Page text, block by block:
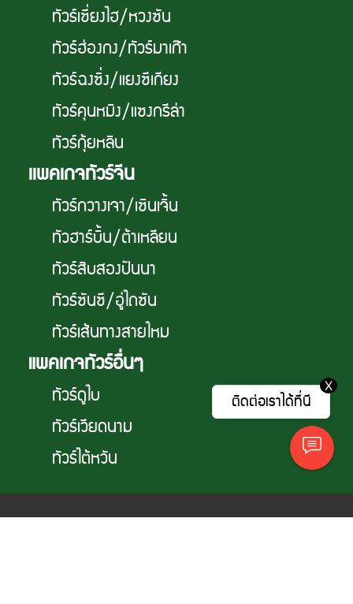
ทัวร์เซี่ยงไฮ/หวงซัน
ทัวร์ฮ่องกง/ทัวร์มาเก๊า
ทัวร์ฉงซิ่ง/แยงซีเกียง
ทัวร์คุนหมิง/แซงกรีล่า
ทัวร์กุ้ยหลิน
เเพคเกจทัวร์จีน
ทัวร์กวางเจา/เซินเจิ้น
ทัวฮาร์บิ้น/ต้าเหลียน
ทัวร์สิบสองปันนา
ทัวร์ซันซี/อู่ไถซัน
ทัวร์เส้นทางสายไหม
แพคเกจทัวร์อื่นๆ
ทัวร์ดูไบ
ทัวร์เวียดนาม
ทัวร์ไต้หวัน
ติดต่อเราได้ที่นี
X